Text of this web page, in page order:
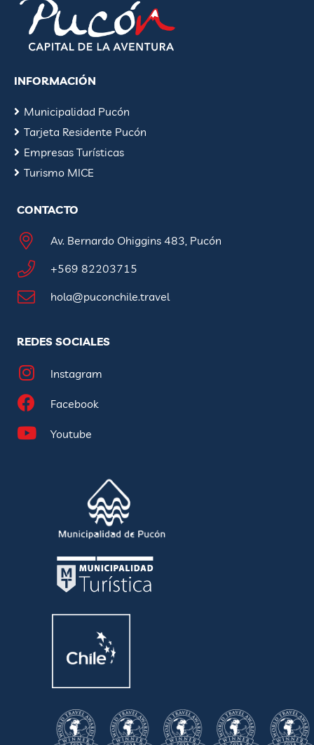
INFORMACIÓN
Municipalidad Pucón
Tarjeta Residente Pucón
Empresas Turísticas
Turismo MICE
CONTACTO
Av. Bernardo Ohiggins 483, Pucón
+569 82203715
hola@puconchile.travel
REDES SOCIALES
Instagram
Facebook
Youtube